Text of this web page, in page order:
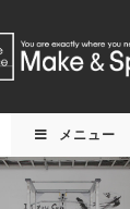
メニュー